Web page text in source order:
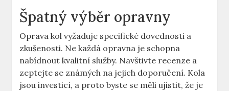
Špatný výběr opravny
Oprava kol vyžaduje specifické dovednosti a
zkušenosti. Ne každá opravna je schopna
nabídnout kvalitní služby. Navštivte recenze a
zeptejte se známých na jejich doporučení. Kola
jsou investicí, a proto byste se měli ujistit, že je